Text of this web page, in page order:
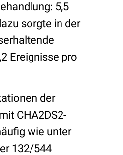
5,5
sorgte in der
Ereignisse pro
der
CHA2DS2-
wie unter
132/544